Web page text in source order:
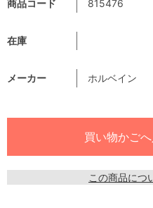
商品コード 815476
在庫
メーカー ホルベイン
この商品につ